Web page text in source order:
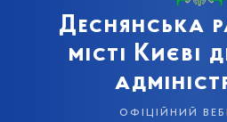
Деснянська
місті Києві
офіційний